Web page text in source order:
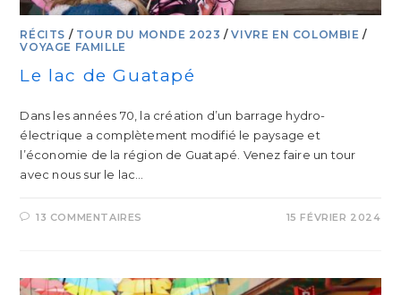
RÉCITS / TOUR DU MONDE 2023 /VIVRE EN COLOMBIE /
VOYAGE FAMILLE
Le lac de Guatapé
Dans les années 70, la création d’un barrage hydro-
électrique a complètement modifié le paysage et
l’économie de la région de Guatapé. Venez faire un tour
avec nous sur le lac…
13 COMMENTAIRES 15 FÉVRIER 2024